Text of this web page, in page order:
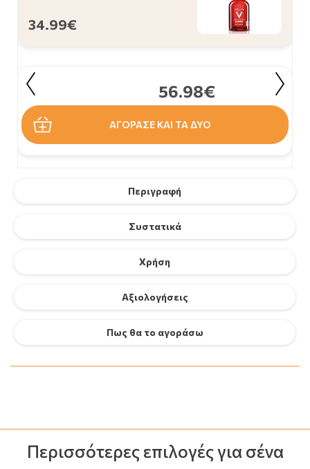
Περιγραφή
Συστατικά
Χρήση
Αξιολογήσεις
Πως θα το αγοράσω
34.99€
56.98€
ΑΓΟΡΑΣΕ ΚΑΙ ΤΑ ΔΥΟ
Περισσότερες επιλογές για σένα